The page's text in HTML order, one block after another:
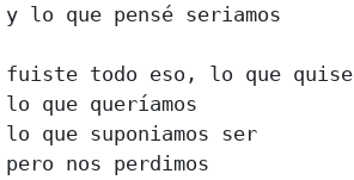
y lo que pensé seriamos
fuiste todo eso, lo que quise
lo que queríamos
lo que suponiamos ser
pero nos perdimos